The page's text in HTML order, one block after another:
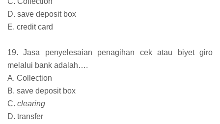
D. save deposit box
E. credit card
19. Jasa penyelesaian penagihan cek atau biyet giro
melalui bank adalah….
A. Collection
B. save deposit box
C. clearing
D. transfer